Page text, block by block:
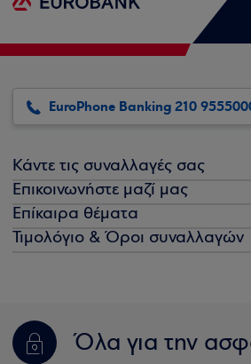
EuroPhone Banking 210
Κάντε τις συναλλαγές σας
Επικοινωνήστε μαζί μας
Επίκαιρα θέματα
Τιμολόγιο & Όροι συναλλαγών
Όλα για την